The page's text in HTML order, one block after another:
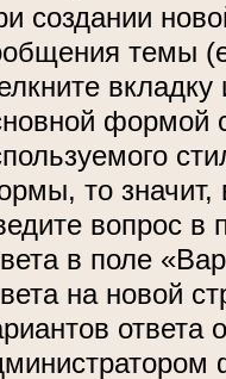
создании
темы
формой
то значит,
вопрос в
в поле
на новой
ответа